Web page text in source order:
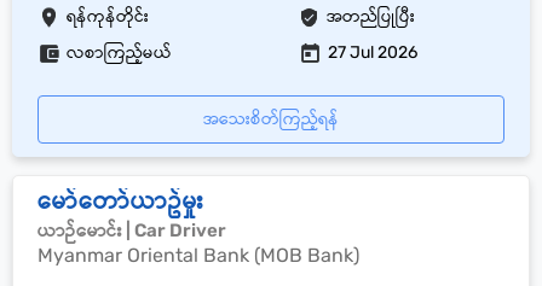
ရန်ကုန်တိုင်း အတည်ပြုပြီး
လစာကြည့်မယ် 27 Jul 2026
အသေးစိတ်ကြည့်ရန်
မော်တော်ယာဥ်မှုး
ယာဉ်မောင်း | Car Driver
Myanmar Oriental Bank (MOB Bank)